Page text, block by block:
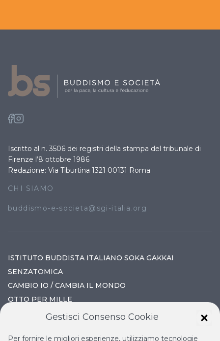
Iscritto al n. 3506 dei registri della stampa del tribunale di
Firenze l’8 ottobre 1986
Redazione: Via Tiburtina 1321 00131 Roma
CHI SIAMO
buddismo-e-societa@sgi-italia.org
ISTITUTO BUDDISTA ITALIANO SOKA GAKKAI
SENZATOMICA
CAMBIO IO / CAMBIA IL MONDO
OTTO PER MILLE
Gestisci Consenso Cookie
Per fornire le migliori esperienze, utilizziamo tecnologie